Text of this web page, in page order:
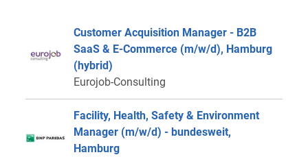
Customer Acquisition Manager - B2B
SaaS & E-Commerce (m/w/d), Hamburg
(hybrid)
Eurojob-Consulting
Facility, Health, Safety & Environment
Manager (m/w/d) - bundesweit,
Hamburg